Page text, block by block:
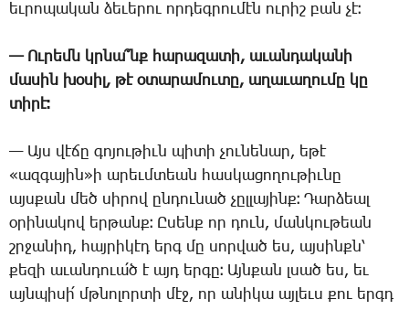
եւ­րո­պա­կան ձե­ւե­րու որ­դեգ­րու­մէն ու­րիշ բան չէ։
— Ու­րեմն կրնա՞նք հա­րա­զա­տի, ա­ւան­դա­կա­նի
մա­սին խօ­սիլ, թէ օ­տա­րա­մու­տը, ա­ղա­ւա­ղու­մը կը
տի­րէ։
— Այս վէ­ճը գո­յու­թիւն պի­տի չու­նե­նար, ե­թէ
«ազ­գա­յին»ի ա­րեւմ­տեան հաս­կա­ցո­ղու­թիւ­նը
այս­քան մեծ սի­րով ըն­դու­նած չըլ­լա­յինք։ ­Դար­ձեալ
օ­րի­նա­կով եր­թանք։ Ը­սենք որ դուն, ման­կու­թեան
շրջա­նիդ, հայ­րի­կէդ երգ մը սոր­ված ես, այսինքն՝
քե­զի ա­ւան­դո­ւա՛ծ է այդ եր­գը։ Այն­քան լսած ես, եւ
այն­պի­սի՛ մթնո­լոր­տի մէջ, որ ա­նի­կա այ­լեւս քու երգդ